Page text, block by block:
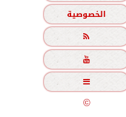
الخصوصية



محفوظة©